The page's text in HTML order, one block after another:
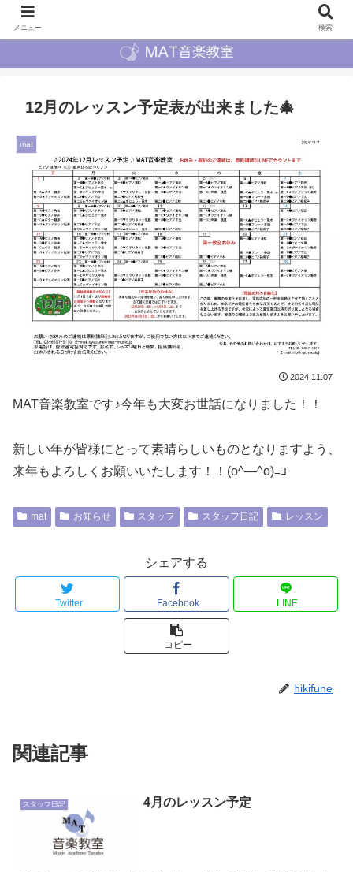
12月のレッスン予定表が出来ました🎄
mat
2024.11.07
MAT音楽教室です♪今年も大変お世話になりました！！
新しい年が皆様にとって素晴らしいものとなりますよう、
来年もよろしくお願いいたします！！(o^―^o)ﾆｺ
mat お知らせ スタッフ スタッフ日記 レッスン
シェアする
Twitter Facebook LINE
コピー
hikifune
関連記事
スタッフ日記 4月のレッスン予定
メニュー 検索